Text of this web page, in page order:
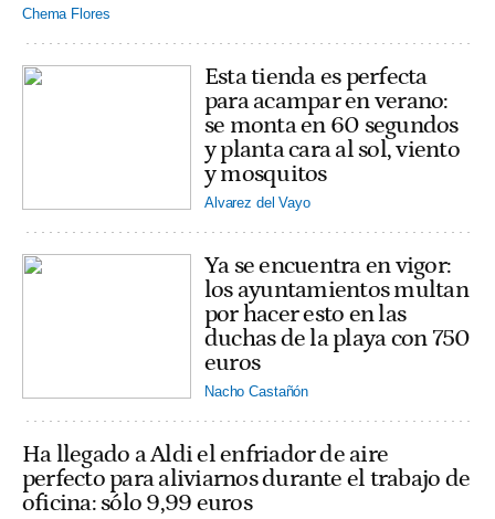
Chema Flores
Esta tienda es perfecta
para acampar en verano:
se monta en 60 segundos
y planta cara al sol, viento
y mosquitos
Alvarez del Vayo
Ya se encuentra en vigor:
los ayuntamientos multan
por hacer esto en las
duchas de la playa con 750
euros
Nacho Castañón
Ha llegado a Aldi el enfriador de aire
perfecto para aliviarnos durante el trabajo de
oficina: sólo 9,99 euros